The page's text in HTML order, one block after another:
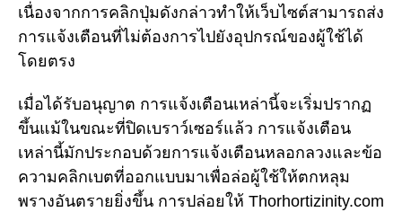
เนื่องจากการคลิกปุ่มดังกล่าวทำให้เว็บไซต์สามารถส่ง
การแจ้งเตือนที่ไม่ต้องการไปยังอุปกรณ์ของผู้ใช้ได้
โดยตรง
เมื่อได้รับอนุญาต การแจ้งเตือนเหล่านี้จะเริ่มปรากฏ
ขึ้นแม้ในขณะที่ปิดเบราว์เซอร์แล้ว การแจ้งเตือน
เหล่านี้มักประกอบด้วยการแจ้งเตือนหลอกลวงและข้อ
ความคลิกเบตที่ออกแบบมาเพื่อล่อผู้ใช้ให้ตกหลุม
พรางอันตรายยิ่งขึ้น การปล่อยให้ Thorhortizinity.com